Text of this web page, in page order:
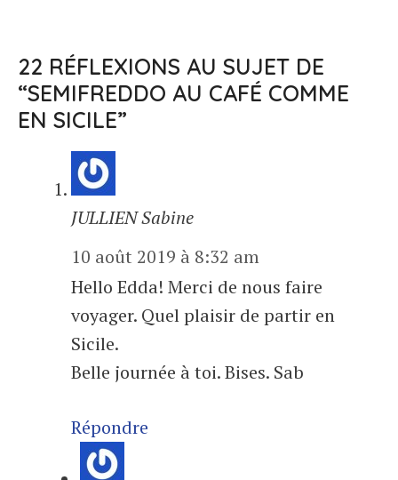
22 RÉFLEXIONS AU SUJET DE
“SEMIFREDDO AU CAFÉ COMME
EN SICILE”
JULLIEN Sabine
10 août 2019 à 8:32 am
Hello Edda! Merci de nous faire
voyager. Quel plaisir de partir en
Sicile.
Belle journée à toi. Bises. Sab
Répondre